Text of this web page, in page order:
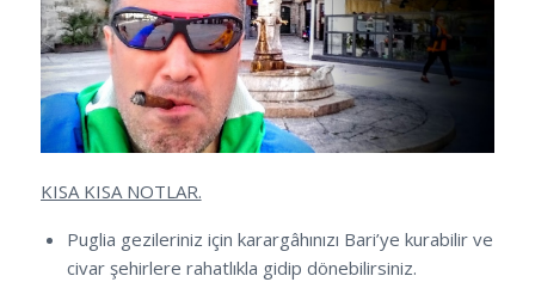
KISA KISA NOTLAR.
Puglia gezileriniz için karargâhınızı Bari’ye kurabilir ve
civar şehirlere rahatlıkla gidip dönebilirsiniz.